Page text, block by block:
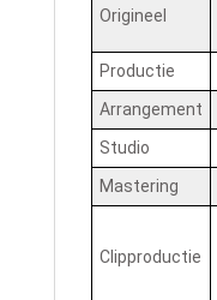
Origineel
Productie
Arrangement
Studio
Mastering
Clipproductie